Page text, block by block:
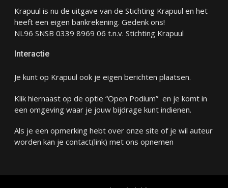
Krapuul is nu de uitgave van de Stichting Krapuul en het
heeft een eigen bankrekening. Gedenk ons!
NL96 SNSB 0339 8969 06 t.n.v. Stichting Krapuul
Interactie
Je kunt op Krapuul ook je eigen berichten plaatsen.
Klik hiernaast op de optie “Open Podium” en je komt in
een omgeving waar je jouw bijdrage kunt indienen.
Als je een opmerking hebt over onze site of je wil auteur
worden kan je contact(link) met ons opnemen